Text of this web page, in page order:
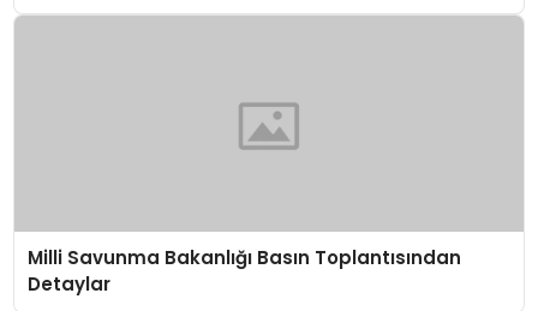
Milli Savunma Bakanlığı Basın Toplantısından
Detaylar